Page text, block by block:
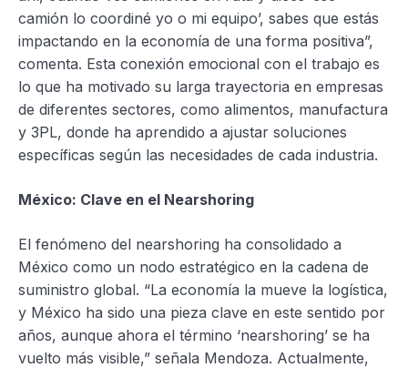
camión lo coordiné yo o mi equipo’, sabes que estás
impactando en la economía de una forma positiva”,
comenta. Esta conexión emocional con el trabajo es
lo que ha motivado su larga trayectoria en empresas
de diferentes sectores, como alimentos, manufactura
y 3PL, donde ha aprendido a ajustar soluciones
específicas según las necesidades de cada industria.
México: Clave en el Nearshoring
El fenómeno del nearshoring ha consolidado a
México como un nodo estratégico en la cadena de
suministro global. “La economía la mueve la logística,
y México ha sido una pieza clave en este sentido por
años, aunque ahora el término ‘nearshoring’ se ha
vuelto más visible,” señala Mendoza. Actualmente,